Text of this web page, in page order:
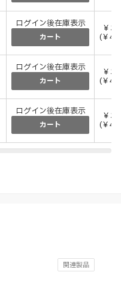
ログイン後在庫表示
カート
￥
(￥
ログイン後在庫表示
カート
￥
(￥
ログイン後在庫表示
カート
￥
(￥
関連製品